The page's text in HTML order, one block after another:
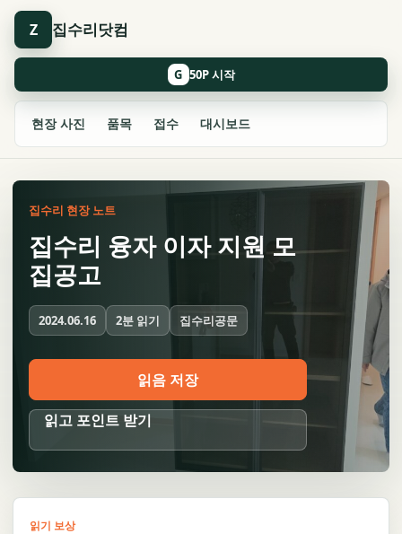
Z 집수리닷컴
현장 사진 품목 접수 대시보드
G
집수리 현장 노트
집수리 융자 이자 지원 모
집공고
2024.06.16 2분 읽기 집수리공문
읽음 저장
읽고 포인트 받기
읽기 보상